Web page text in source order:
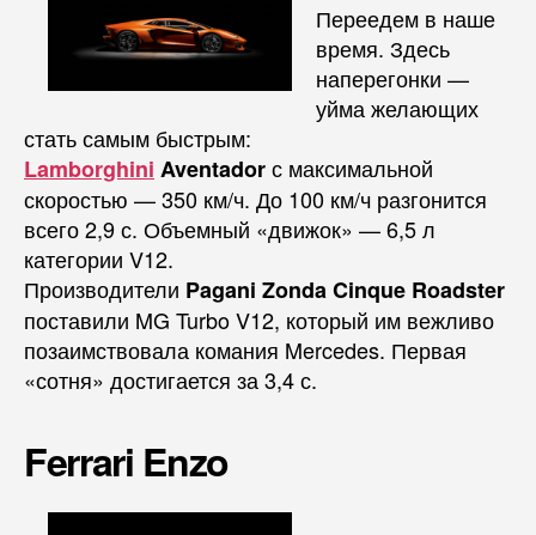
Переедем в наше
время. Здесь
наперегонки —
уйма желающих
стать самым быстрым:
Lamborghini Aventadorс максимальной
скоростью — 350 км/ч. До 100 км/ч разгонится
всего 2,9 с. Объемный «движок» — 6,5 л
категории V12.
Производители Pagani Zonda Cinque Roadster
поставили MG Turbo V12, который им вежливо
позаимствовала комания Mercedes. Первая
«сотня» достигается за 3,4 с.
Ferrari Enzo